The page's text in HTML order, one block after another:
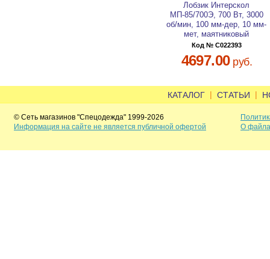
Лобзик Интерскол
МП-85/700Э, 700 Вт, 3000
об/мин, 100 мм-дер, 10 мм-
мет, маятниковый
Код № C022393
4697.00руб.
КАТАЛОГ | СТАТЬИ |
© Сеть магазинов "Спецодежда" 1999-2026
Информация на сайте не является публичной офертой
О